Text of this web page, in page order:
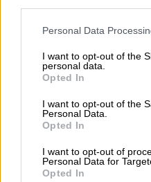
Please note that this
not limited to your visit or
grant or deny consent to
use your data for below
consent section.
Personal Data
I want to opt-out of the
personal data.
Opted In
I want to opt-out of the
Personal Data.
Opted In
I want to opt-out of
Personal Data for
Opted In
Ελλάδα|28.04.2023 21:42
Θεσσαλονίκη: